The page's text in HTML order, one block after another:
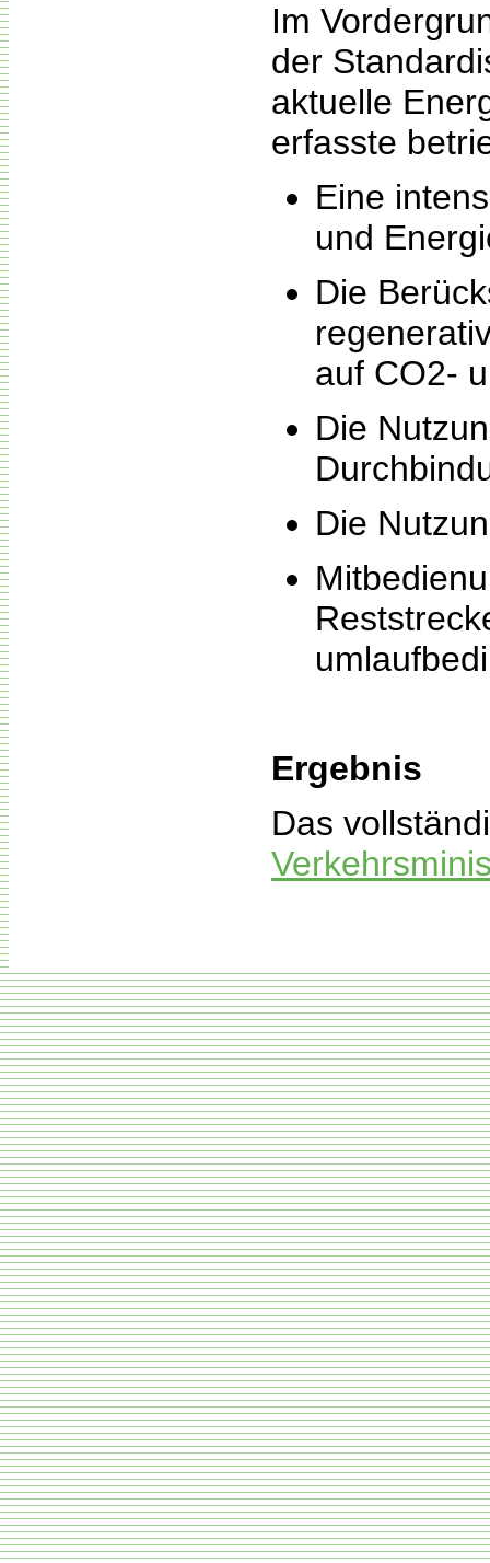
Im
der
aktuelle
erfasste
Eine
und
Die
auf CO2-
Die
Die
Ergebnis
Das